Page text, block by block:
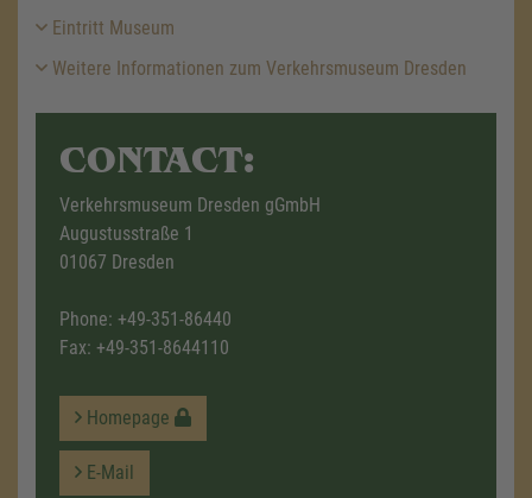
Eintritt Museum
Weitere Informationen zum Verkehrsmuseum Dresden
CONTACT:
Verkehrsmuseum Dresden gGmbH
Augustusstraße 1
01067 Dresden
Phone: +49-351-86440
Fax: +49-351-8644110
Homepage
E-Mail